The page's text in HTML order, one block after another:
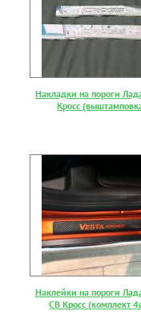
Накладки на пороги
Кросс
Наклейки на пороги
СВ Кросс (комплект